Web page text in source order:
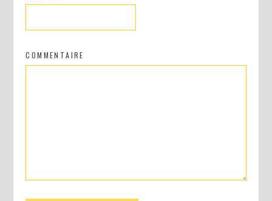
COMMENTAIRE